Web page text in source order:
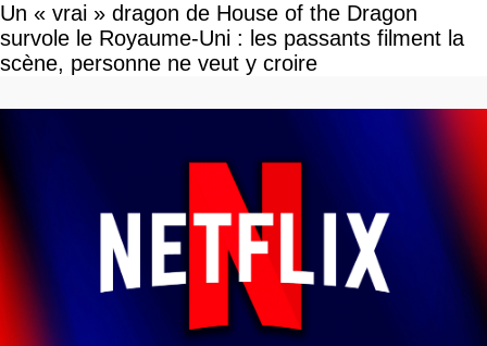
Un « vrai » dragon de House of the Dragon
survole le Royaume-Uni : les passants filment la
scène, personne ne veut y croire